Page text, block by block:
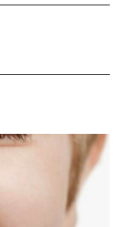
NAS?